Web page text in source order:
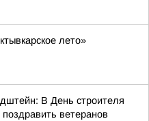
лето»
В День строителя
ветеранов